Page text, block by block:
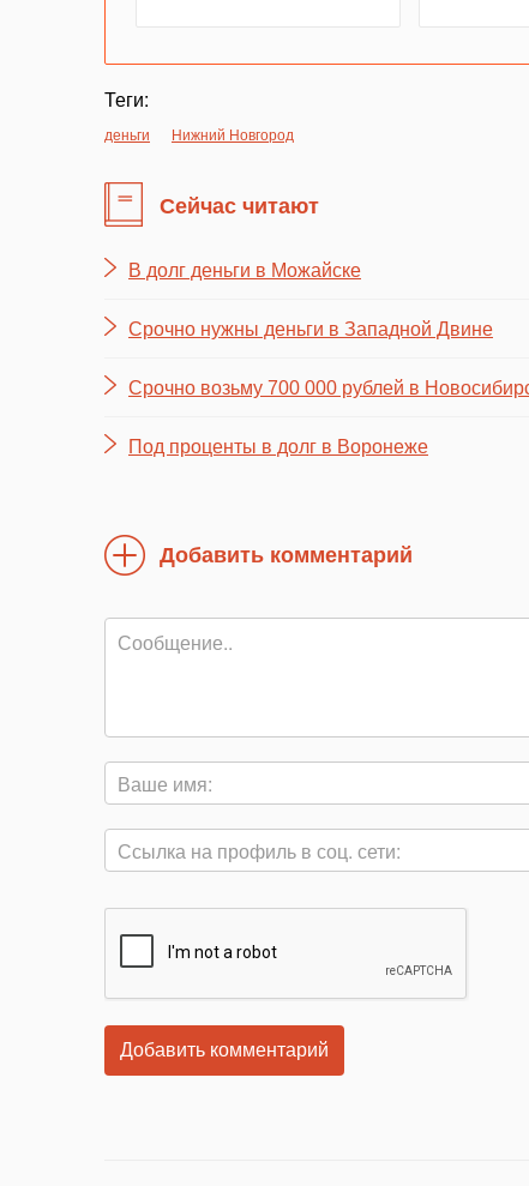
Теги:
деньги Нижний Новгород
Сейчас читают
В долг деньги в Можайске
Срочно нужны деньги в Западной Двине
Срочно возьму 700 000 рублей в
Под проценты в долг в Воронеже
Добавить комментарий